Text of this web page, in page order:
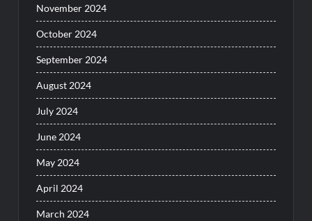
November 2024
October 2024
September 2024
August 2024
July 2024
June 2024
May 2024
April 2024
March 2024